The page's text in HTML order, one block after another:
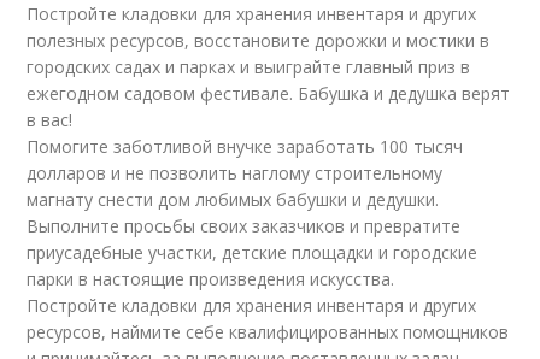
Постройте кладовки для хранения инвентаря и других
полезных ресурсов, восстановите дорожки и мостики в
городских садах и парках и выиграйте главный приз в
ежегодном садовом фестивале. Бабушка и дедушка верят
в вас!
Помогите заботливой внучке заработать 100 тысяч
долларов и не позволить наглому строительному
магнату снести дом любимых бабушки и дедушки.
Выполните просьбы своих заказчиков и превратите
приусадебные участки, детские площадки и городские
парки в настоящие произведения искусства.
Постройте кладовки для хранения инвентаря и других
ресурсов, наймите себе квалифицированных помощников